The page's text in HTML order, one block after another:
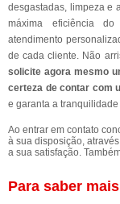
desgastadas, limpeza e
máxima eficiência
atendimento
de cada cliente. Não
solicite agora mesmo
certeza de contar com
e garanta a
Ao entrar em contato
à sua disposição,
a sua satisfação.
Para saber